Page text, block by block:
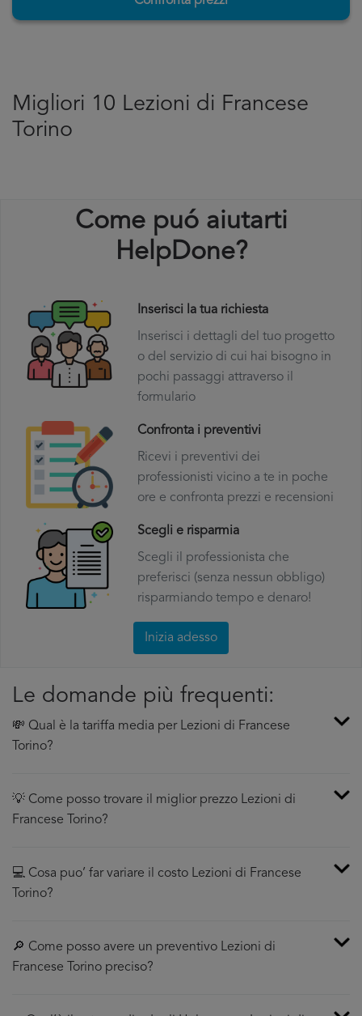
Migliori 10 Lezioni di Francese
Torino
Come puó aiutarti
HelpDone?
Inserisci la tua richiesta
Inserisci i dettagli del tuo progetto
o del servizio di cui hai bisogno in
pochi passaggi attraverso il
formulario
Confronta i preventivi
Ricevi i preventivi dei
professionisti vicino a te in poche
ore e confronta prezzi e recensioni
Scegli e risparmia
Scegli il professionista che
preferisci (senza nessun obbligo)
risparmiando tempo e denaro!
Inizia adesso
Le domande più frequenti:
💸 Qual è la tariffa media per Lezioni di Francese
Torino?
💡 Come posso trovare il miglior prezzo Lezioni di
Francese Torino?
💻 Cosa puo’ far variare il costo Lezioni di Francese
Torino?
🔎 Come posso avere un preventivo Lezioni di
Francese Torino preciso?